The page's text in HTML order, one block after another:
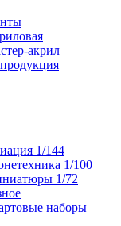
акрил
1/144
1/100
1/72
наборы